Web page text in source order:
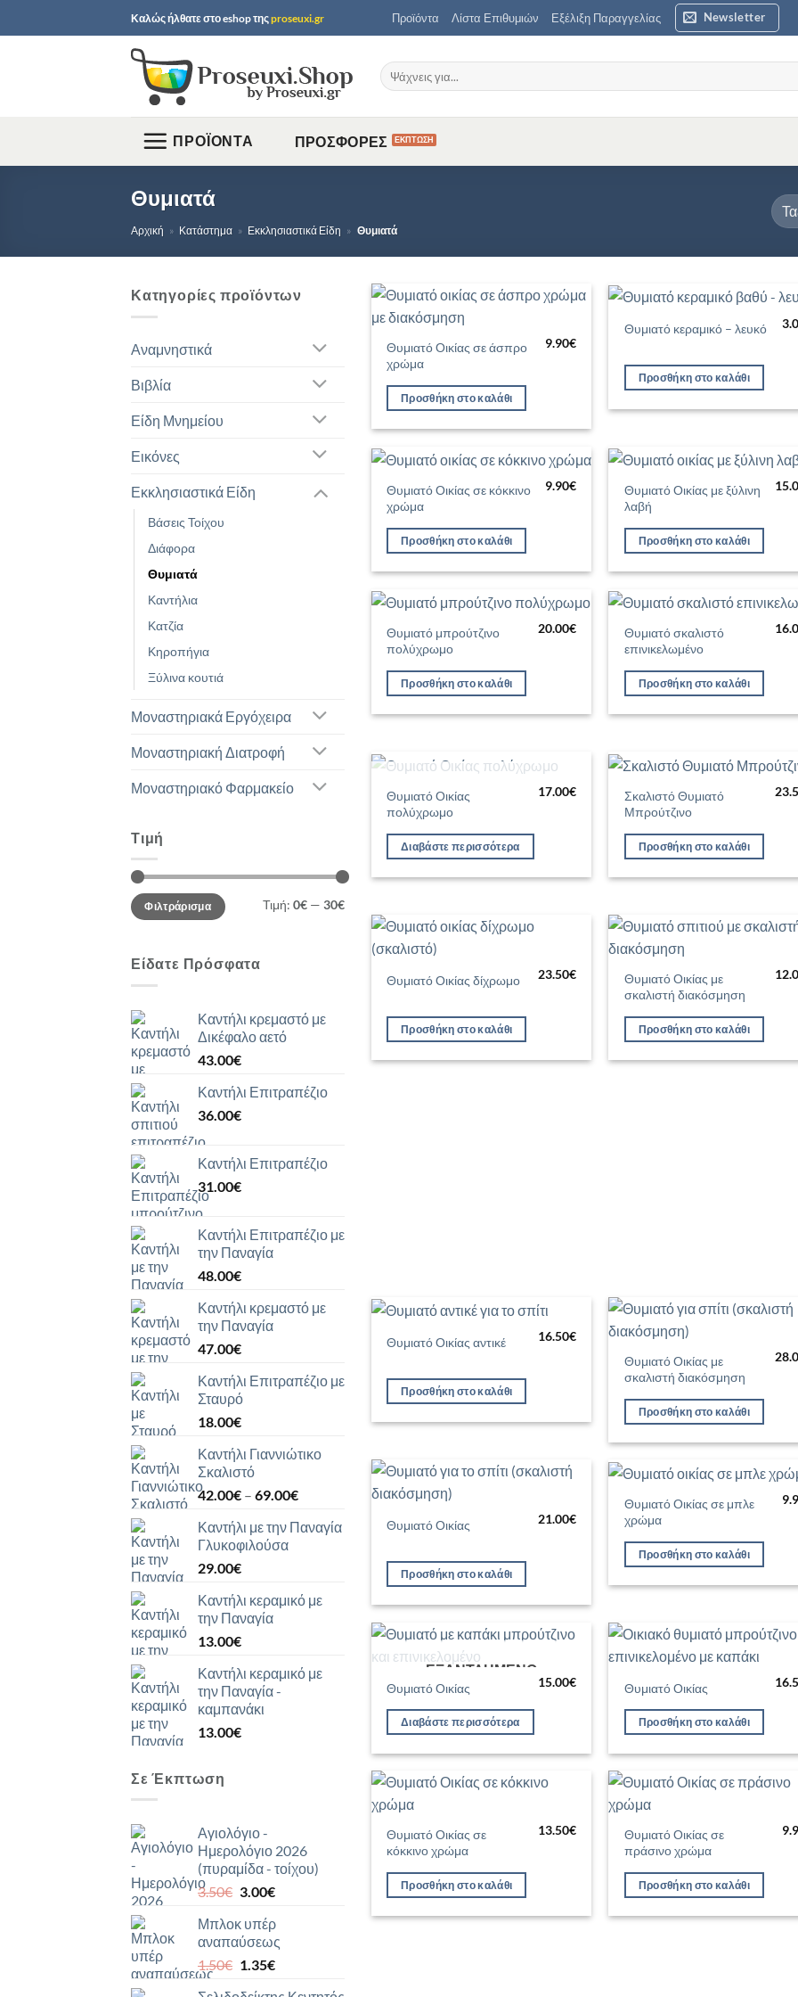
στο
Καλώς ήλθατε στοeshopτηςproseuxi.gr Προϊόντα Λίστα Επιθυμιών Εξέλιξη Παραγγελίας Newsletter
Αναζήτηση
για:
ΠΡΟΪΟΝΤΑ ΠΡΟΣΦΟΡΕΣ
Θυμιατά
Αρχική » Κατάστημα » Εκκλησιαστικά Είδη » Θυμιατά
Κατηγορίες προϊόντων
Αναμνηστικά
Βιβλία
Είδη Μνημείου
Εικόνες
Εκκλησιαστικά Είδη
Βάσεις Τοίχου
Διάφορα
Θυμιατά
Καντήλια
Κατζία
Κηροπήγια
Ξύλινα κουτιά
Μοναστηριακά Εργόχειρα
Μοναστηριακή Διατροφή
Μοναστηριακό Φαρμακείο
Τιμή
Ελάχιστη
τιμή
Μέγιστη
τιμήΦιλτράρισμα Τιμή: 0€ — 30€
Είδατε Πρόσφατα
Καντήλι κρεμαστό με
Δικέφαλο αετό
43.00€
Καντήλι Επιτραπέζιο
36.00€
Καντήλι Επιτραπέζιο
31.00€
Καντήλι Επιτραπέζιο με
την Παναγία
48.00€
Καντήλι κρεμαστό με
την Παναγία
47.00€
Καντήλι Επιτραπέζιο με
Σταυρό
18.00€
Καντήλι Γιαννιώτικο
Σκαλιστό
42.00€ – 69.00€Price
42.00€
Καντήλι με την Παναγία
Γλυκοφιλούσα
29.00€
Καντήλι κεραμικό με
την Παναγία
13.00€
Καντήλι κεραμικό με
την Παναγία -
καμπανάκι
13.00€
Σε Έκπτωση
Αγιολόγιο -
Ημερολόγιο 2026
(πυραμίδα - τοίχου)
3.50€ Original
was:
3.50€.
3.00€Η
τιμή
είναι:
3.00€.
Μπλοκ υπέρ
αναπαύσεως
1.50€ Original
1.35€Η
στη Λίστα
Θυμιατό Οικίας σε άσπρο
χρώμα
9.90€
Προσθήκη στο καλάθι
Θυμιατό κεραμικό – λευκό
Προσθήκη στο καλάθι
Προσθήκη
Θυμιατό Οικίας σε κόκκινο
χρώμα
9.90€
Προσθήκη στο καλάθι
Θυμιατό Οικίας με ξύλινη
λαβή
Προσθήκη στο καλάθι
Θυμιατό μπρούτζινο
πολύχρωμο
20.00€
Προσθήκη στο καλάθι
Θυμιατό σκαλιστό
επινικελωμένο
Προσθήκη στο καλάθι
ΕΞΑΝΤΛΗΜΈΝΟ
Θυμιατό Οικίας
πολύχρωμο
17.00€
Διαβάστε περισσότερα
Σκαλιστό Θυμιατό
Μπρούτζινο
Προσθήκη στο καλάθι
στη Λίστα
Θυμιατό Οικίας δίχρωμο 23.50€
Προσθήκη στο καλάθι
στη
Θυμιατό Οικίας με
σκαλιστή διακόσμηση
Προσθήκη στο καλάθι
Θυμιατό Οικίας αντικέ 16.50€
Προσθήκη στο καλάθι
στη
Θυμιατό Οικίας με
σκαλιστή διακόσμηση
Προσθήκη στο καλάθι
στη Λίστα
Θυμιατό Οικίας 21.00€
Προσθήκη στο καλάθι
Θυμιατό Οικίας σε μπλε
χρώμα
Προσθήκη στο καλάθι
στη Λίστα
ΕΞΑΝΤΛΗΜΈΝΟ
Θυμιατό Οικίας 15.00€
Διαβάστε περισσότερα
στη
Θυμιατό Οικίας
Προσθήκη στο καλάθι
στη Λίστα
Θυμιατό Οικίας σε
κόκκινο χρώμα
13.50€
Προσθήκη στο καλάθι
στη
Θυμιατό Οικίας σε
πράσινο χρώμα
Προσθήκη στο καλάθι